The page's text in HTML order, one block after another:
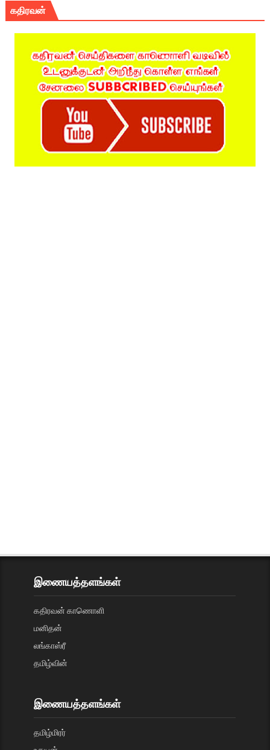
கதிரவன்
இணையத்தளங்கள்
கதிரவன் காணொளி
மனிதன்
லங்காஸ்ரீ
தமிழ்வின்
இணையத்தளங்கள்
தமிழ்மிரர்